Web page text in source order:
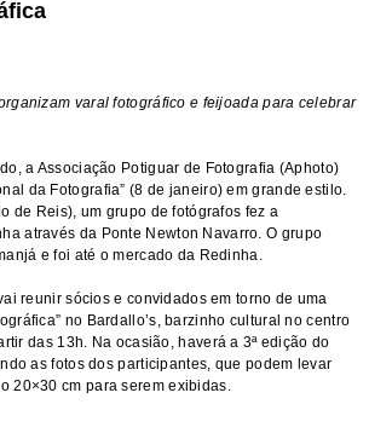
varal fotográfico e feijoada para celebrar
a Associação Potiguar de Fotografia (Aphoto)
da Fotografia” (8 de janeiro) em grande estilo.
de Reis), um grupo de fotógrafos fez a
através da Ponte Newton Navarro. O grupo
e foi até o mercado da Redinha.
reunir sócios e convidados em torno de uma
no Bardallo’s, barzinho cultural no centro
das 13h. Na ocasião, haverá a 3ª edição do
as fotos dos participantes, que podem levar
20×30 cm para serem exibidas.